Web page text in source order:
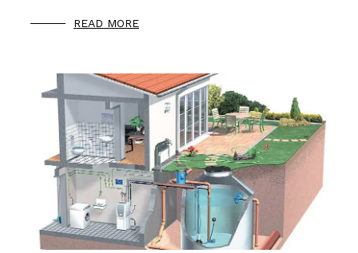
READ MORE